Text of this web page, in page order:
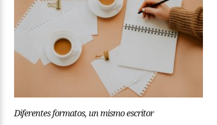
Diferentes formatos, un mismo escritor